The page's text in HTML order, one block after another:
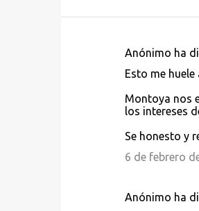
Anónimo ha
Esto me
Montoya nos
los intereses
Se honesto y
6 de febrero
Anónimo ha